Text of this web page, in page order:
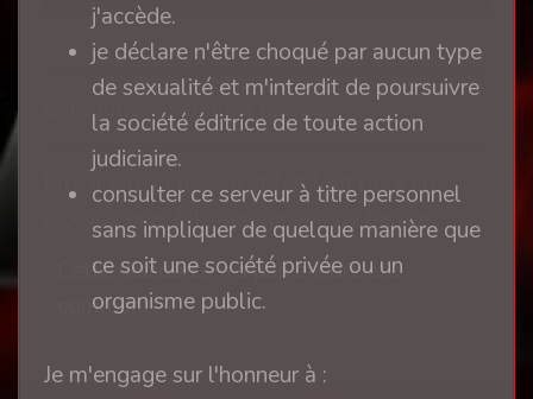
y
V
i
d
e
o
il y a 4 ans
Catégories : Femmes fessées
Elle adore la fessée et fait tout pour en
recevoir une. Elle sera privée de fessée
Cette ressource n'a pas encore été
commentée.
j'accède.
je déclare n'être choqué par aucun type
de sexualité et m'interdit de poursuivre
la société éditrice de toute action
judiciaire.
consulter ce serveur à titre personnel
sans impliquer de quelque manière que
ce soit une société privée ou un
organisme public.
Je m'engage sur l'honneur à :